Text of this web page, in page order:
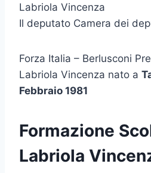
Labriola Vincenza
Il deputato Camera dei
Forza Italia – Berlusconi
Labriola Vincenza nato a
Febbraio 1981
Formazione
Labriola